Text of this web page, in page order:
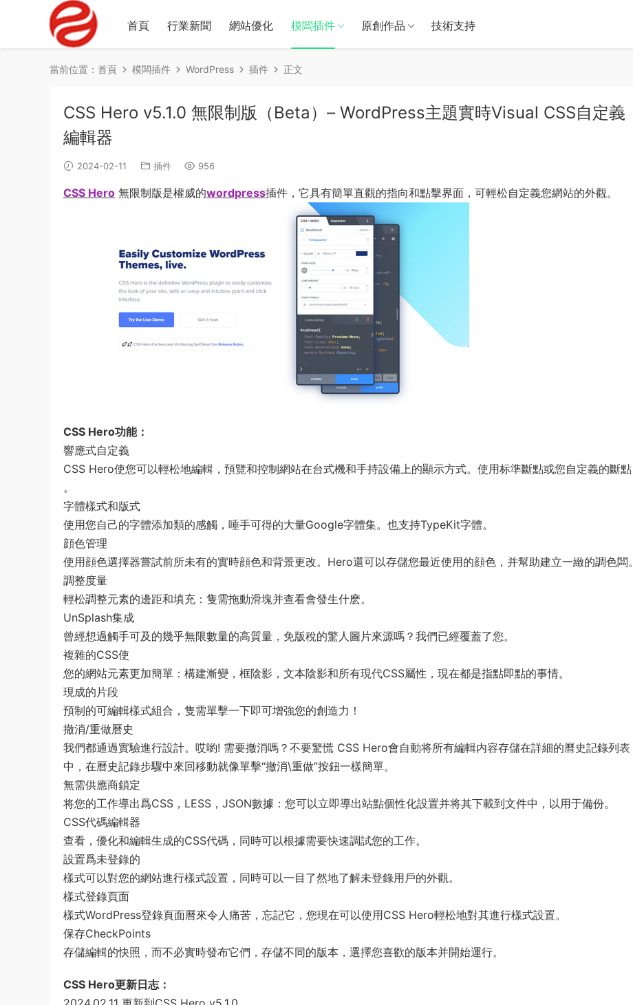
首頁 行業新聞 網站優化 模闆插件 原創作品 技術支持
當前位置： 首頁 模闆插件 WordPress 插件 正文
CSS Hero v5.1.0 無限制版（Beta）– WordPress主題實時Visual CSS自定義
編輯器
2024-02-11 插件 956
CSS Hero 無限制版是權威的wordpress插件，它具有簡單直觀的指向和點擊界面，可輕松自定義您網站的外觀。
CSS Hero功能：
響應式自定義
CSS Hero使您可以輕松地編輯，預覽和控制網站在台式機和手持設備上的顯示方式。使用标準斷點或您自定義的斷點
。
字體樣式和版式
使用您自己的字體添加類的感觸，唾手可得的大量Google字體集。也支持TypeKit字體。
顔色管理
使用顔色選擇器嘗試前所未有的實時顔色和背景更改。Hero還可以存儲您最近使用的顔色，并幫助建立一緻的調色闆。
調整度量
輕松調整元素的邊距和填充：隻需拖動滑塊并查看會發生什麽。
UnSplash集成
曾經想過觸手可及的幾乎無限數量的高質量，免版稅的驚人圖片來源嗎？我們已經覆蓋了您。
複雜的CSS使
您的網站元素更加簡單：構建漸變，框陰影，文本陰影和所有現代CSS屬性，現在都是指點即點的事情。
現成的片段
預制的可編輯樣式組合，隻需單擊一下即可增強您的創造力！
撤消/重做曆史
我們都通過實驗進行設計。哎喲! 需要撤消嗎？不要驚慌 CSS Hero會自動将所有編輯内容存儲在詳細的曆史記錄列表
中，在曆史記錄步驟中來回移動就像單擊“撤消\重做”按鈕一樣簡單。
無需供應商鎖定
将您的工作導出爲CSS，LESS，JSON數據：您可以立即導出站點個性化設置并将其下載到文件中，以用于備份。
CSS代碼編輯器
查看，優化和編輯生成的CSS代碼，同時可以根據需要快速調試您的工作。
設置爲未登錄的
樣式可以對您的網站進行樣式設置，同時可以一目了然地了解未登錄用戶的外觀。
樣式登錄頁面
樣式WordPress登錄頁面曆來令人痛苦，忘記它，您現在可以使用CSS Hero輕松地對其進行樣式設置。
保存CheckPoints
存儲編輯的快照，而不必實時發布它們，存儲不同的版本，選擇您喜歡的版本并開始運行。
CSS Hero更新日志：